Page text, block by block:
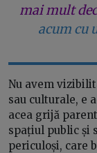
mai mult
acum cu
Nu avem
sau culturale, e
acea grijă
spațiul public și
periculoși, care